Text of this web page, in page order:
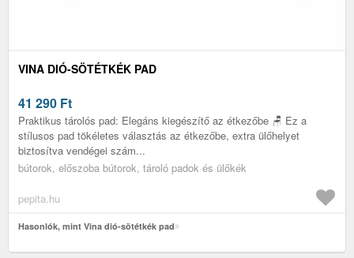
VINA DIÓ-SÖTÉTKÉK PAD
41 290 Ft
Praktikus tárolós pad: Elegáns kiegészítő az étkezőbe 🪑 Ez a
stílusos pad tökéletes választás az étkezőbe, extra ülőhelyet
biztosítva vendégei szám...
bútorok, előszoba bútorok, tároló padok és ülőkék
pepita.hu
Hasonlók, mint Vina dió-sötétkék pad